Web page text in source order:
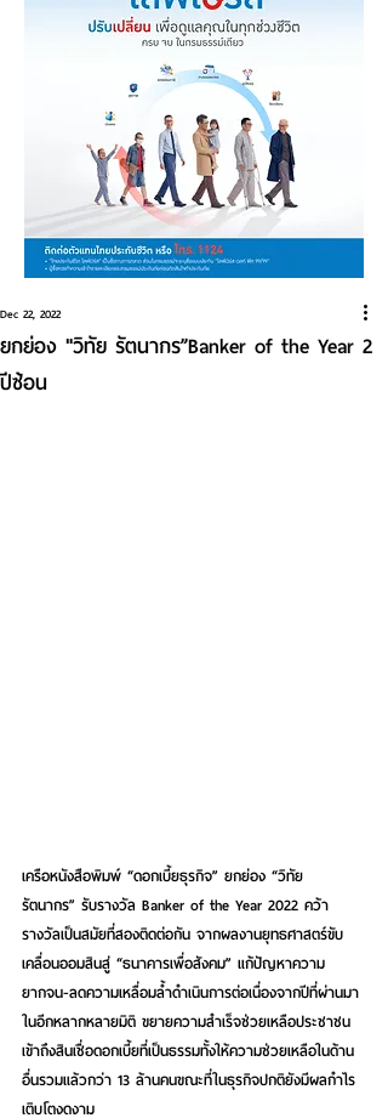
ยกย่อง "วิทัย รัตนากร”Banker of the Year 2
ปีซ้อน
Dec 22, 2022
เครือหนังสือพิมพ์ “ดอกเบี้ยธุรกิจ” ยกย่อง “วิทัย
รัตนากร” รับรางวัล Banker of the Year 2022 คว้า
รางวัลเป็นสมัยที่สองติดต่อกัน จากผลงานยุทธศาสตร์ขับ
เคลื่อนออมสินสู่ “ธนาคารเพื่อสังคม” แก้ปัญหาความ
ยากจน-ลดความเหลื่อมล้ำดำเนินการต่อเนื่องจากปีที่ผ่านมา
ในอีกหลากหลายมิติ ขยายความสำเร็จช่วยเหลือประชาชน
เข้าถึงสินเชื่อดอกเบี้ยที่เป็นธรรมทั้งให้ความช่วยเหลือในด้าน
อื่นรวมแล้วกว่า 13 ล้านคนขณะที่ในธุรกิจปกติยังมีผลกำไร
เติบโตงดงาม